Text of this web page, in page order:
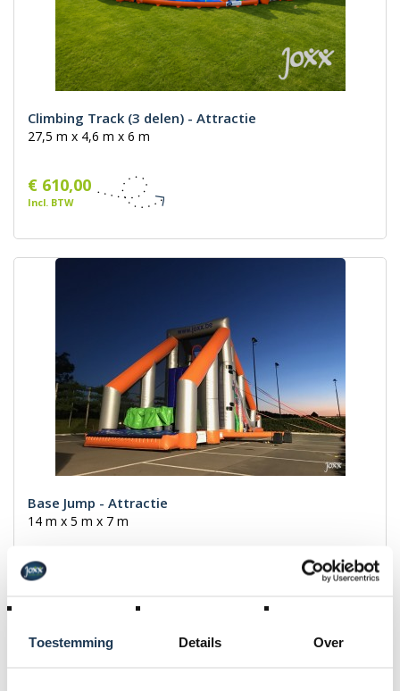
Toestemming Details Over
Climbing Track (3 delen) - Attractie
27,5 m x 4,6 m x 6 m
€ 610,00
Incl. BTW
Base Jump - Attractie
14 m x 5 m x 7 m
€ 605,00